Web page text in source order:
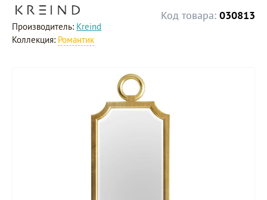
Код товара: 030813
Производитель: Kreind
Коллекция: Романтик